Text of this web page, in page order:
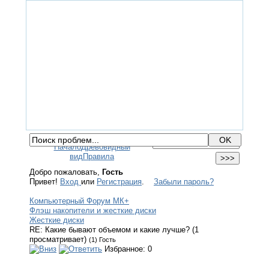
НачалоДревовидный
видПравила
Добро пожаловать, Гость
Привет! Вход или Регистрация. Забыли пароль?
Компьютерный Форум МК+
Флэш накопители и жесткие диски
Жесткие диски
RE: Какие бывают объемом и какие лучше? (1
просматривает) (1) Гость
Избранное: 0